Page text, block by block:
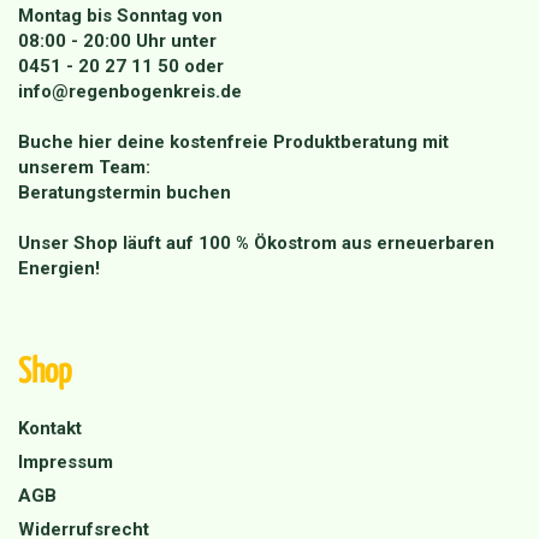
Montag bis Sonntag von
08:00 - 20:00 Uhr unter
0451 - 20 27 11 50 oder
info@regenbogenkreis.de
Buche hier deine kostenfreie Produktberatung mit
unserem Team:
Beratungstermin buchen
Unser Shop läuft auf 100 % Ökostrom aus erneuerbaren
Energien!
Shop
Kontakt
Impressum
AGB
Widerrufsrecht